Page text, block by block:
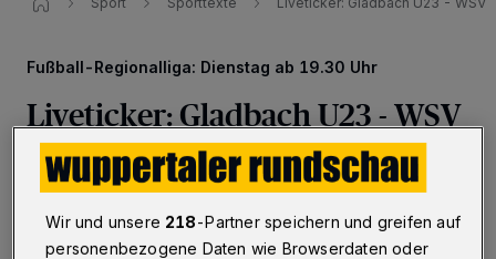
Fußball-Regionalliga: Dienstag ab 19.30 Uhr
Liveticker: Gladbach U23 - WSV
Wuppertal
In der Fußball-Regionalliga bestreitet der
Wuppertaler SV am Dienstag (14. November 2017) um
19.30 Uhr im Grenzlandstadion die Nachholpartie bei
der U 23 von Borussia Mönchengladbach (Liveticker).
Wir und unsere 218-Partner speichern und greifen auf
personenbezogene Daten wie Browserdaten oder